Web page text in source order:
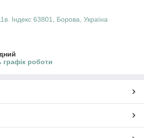
Індекс 63801, Борова, Україна
графік роботи